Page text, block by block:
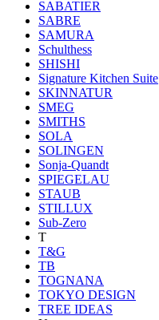
SABATIER
SABRE
SAMURA
Schulthess
SHISHI
Signature Kitchen Suite
SKINNATUR
SMEG
SMITHS
SOLA
SOLINGEN
Sonja-Quandt
SPIEGELAU
STAUB
STILLUX
Sub-Zero
T
T&G
TB
TOGNANA
TOKYO DESIGN
TREE IDEAS